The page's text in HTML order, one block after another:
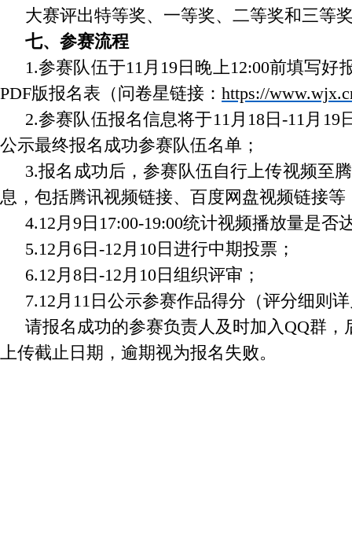
大赛评出特等奖、一等奖、二等奖和三等
七、参赛流程
1.参赛队伍于11月19日晚上12:00前填写
PDF版报名表（问卷星链接： https://
2.参赛队伍报名信息将于11月18日-11月
公示最终报名成功参赛队伍名单；
3.报名成功后，参赛队伍自行上传视频至
息，包括腾讯视频链接、百度网盘视频链接
4.12月9日17:00-19:00统计视频播放量是否
5.12月6日-12月10日进行中期投票；
6.12月8日-12月10日组织评审；
7.12月11日公示参赛作品得分（评分细则
请报名成功的参赛负责人及时加入QQ群
上传截止日期，逾期视为报名失败。